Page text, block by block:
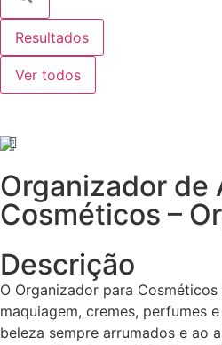
Resultados
Ver todos
Organizador de
Cosméticos –
Descrição
O Organizador para
maquiagem, cremes, perfumes
beleza sempre arrumados e ao